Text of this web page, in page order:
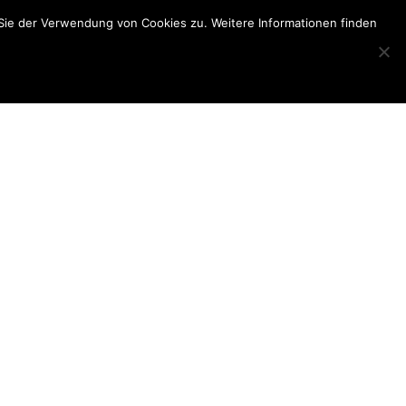
der Verwendung von Cookies zu. Weitere Informationen finden